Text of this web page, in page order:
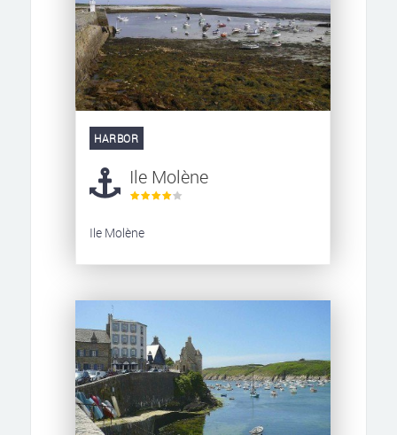
HARBOR
Ile Molène
Ile Molène